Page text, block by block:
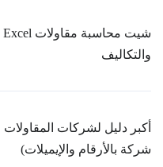
والتكاليف
شركة بالأرقام والإيميلات)